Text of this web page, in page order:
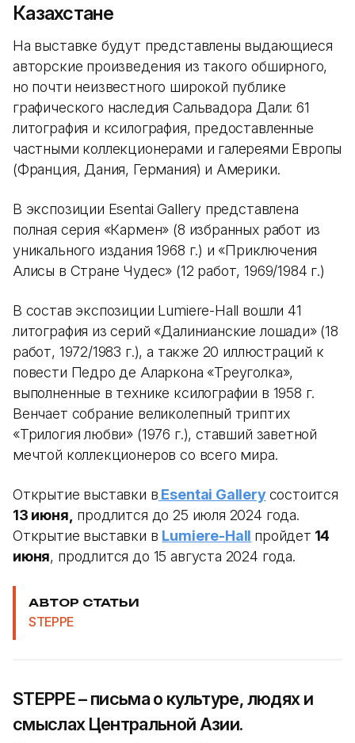
Казахстане
На выставке будут представлены выдающиеся
авторские произведения из такого обширного,
но почти неизвестного широкой публике
графического наследия Сальвадора Дали: 61
литография и ксилография, предоставленные
частными коллекционерами и галереями Европы
(Франция, Дания, Германия) и Америки.
В экспозиции Esentai Gallery представлена
полная серия «Кармен» (8 избранных работ из
уникального издания 1968 г.) и «Приключения
Алисы в Стране Чудес» (12 работ, 1969/1984 г.)
В состав экспозиции Lumiere-Hall вошли 41
литография из серий «Далинианские лошади» (18
работ, 1972/1983 г.), а также 20 иллюстраций к
повести Педро де Аларкона «Треуголка»,
выполненные в технике ксилографии в 1958 г.
Венчает собрание великолепный триптих
«Трилогия любви» (1976 г.), ставший заветной
мечтой коллекционеров со всего мира.
Открытие выставки в Esentai Gallery состоится
13 июня, продлится до 25 июля 2024 года.
Открытие выставки в Lumiere-Hall пройдет 14
июня, продлится до 15 августа 2024 года.
АВТОР СТАТЬИ
STEPPE
STEPPE – письма о культуре, людях и
смыслах Центральной Азии.